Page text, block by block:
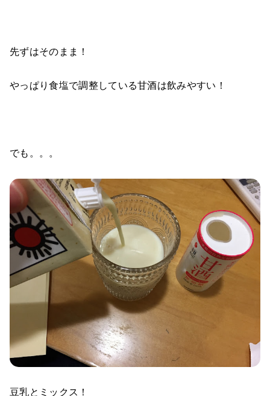
先ずはそのまま！
やっぱり食塩で調整している甘酒は飲みやすい！
でも。。。
豆乳とミックス！